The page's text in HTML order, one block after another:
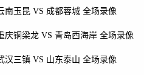
南玉昆 VS 成都蓉城 全场录像
庆铜梁龙 VS 青岛西海岸 全场录像
汉三镇 VS 山东泰山 全场录像